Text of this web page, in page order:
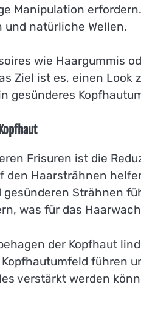
Manipulation
natürliche Wellen.
wie Haargummis
Ziel ist es, einen
gesünderes
Frisuren ist die
den Haarsträhnen
Strähnen
was für das
der Kopfhaut
führen
verstärkt werden